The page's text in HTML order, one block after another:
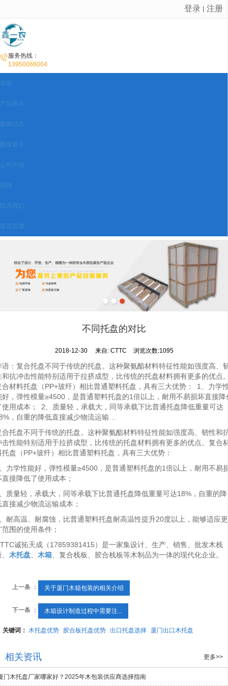
很遗憾，因您的浏览器版本过低导致无法获得最佳浏览体验，推荐下载安装谷歌浏览器！
登录 注册
服务热线：
13950066004
首页
产品展示
新闻动态
图库展示
公司介绍
招聘
联系我们
留言反馈
不同托盘的对比
2018-12-30 来自: CTTC 浏览次数:1095
语：复合托盘不同于传统的托盘。这种聚氨酯材料特征性能如强度高、
和抗冲击性能特别适用于拉挤成型，比传统的托盘材料拥有更多的优点
合材料托盘（PP+玻纤）相比普通塑料托盘，具有三大优势： 1、力学
好，弹性模量≥4500，是普通塑料托盘的1倍以上，耐用不易损坏直接降
使用成本； 2、质量轻，承载大，同等承载下比普通托盘降低重量可达
，自重的降低直接减少物流运输…
合托盘不同于传统的托盘。这种聚氨酯材料特征性能如强度高、韧性和
击性能特别适用于拉挤成型，比传统的托盘材料拥有更多的优点。复合
托盘（PP+玻纤）相比普通塑料托盘，具有三大优势：
力学性能好，弹性模量≥4500，是普通塑料托盘的1倍以上，耐用不易
直接降低了使用成本；
质量轻，承载大，同等承载下比普通托盘降低重量可达18%，自重的降
直接减少物流运输成本；
耐高温、耐腐蚀，比普通塑料托盘耐高温性提升20度以上，能够适应更
范围的使用条件；
诚拓天成（17859381415）是一家集设计、生产、销售、批发木栈
木托盘、 木箱、复合栈板、胶合栈板等木制品为一体的现代化企业。
上一条 ： 关于厦门木箱包装的相关介绍
下一条 ： 木箱设计制造过程中需要注...
关键词： 木托盘优势 胶合板托盘优势 出口托盘选择 厦门出口木托盘
相关资讯 更多>>
门木托盘厂家哪家好？2025年木包装供应商选择指南